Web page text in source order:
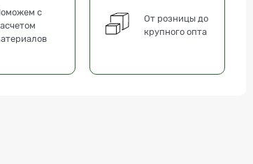
с
От розницы до
крупного опта